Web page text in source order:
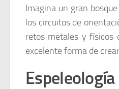
Imagina un gran
los circuitos de
retos metales y físicos
excelente forma de
Espeleología